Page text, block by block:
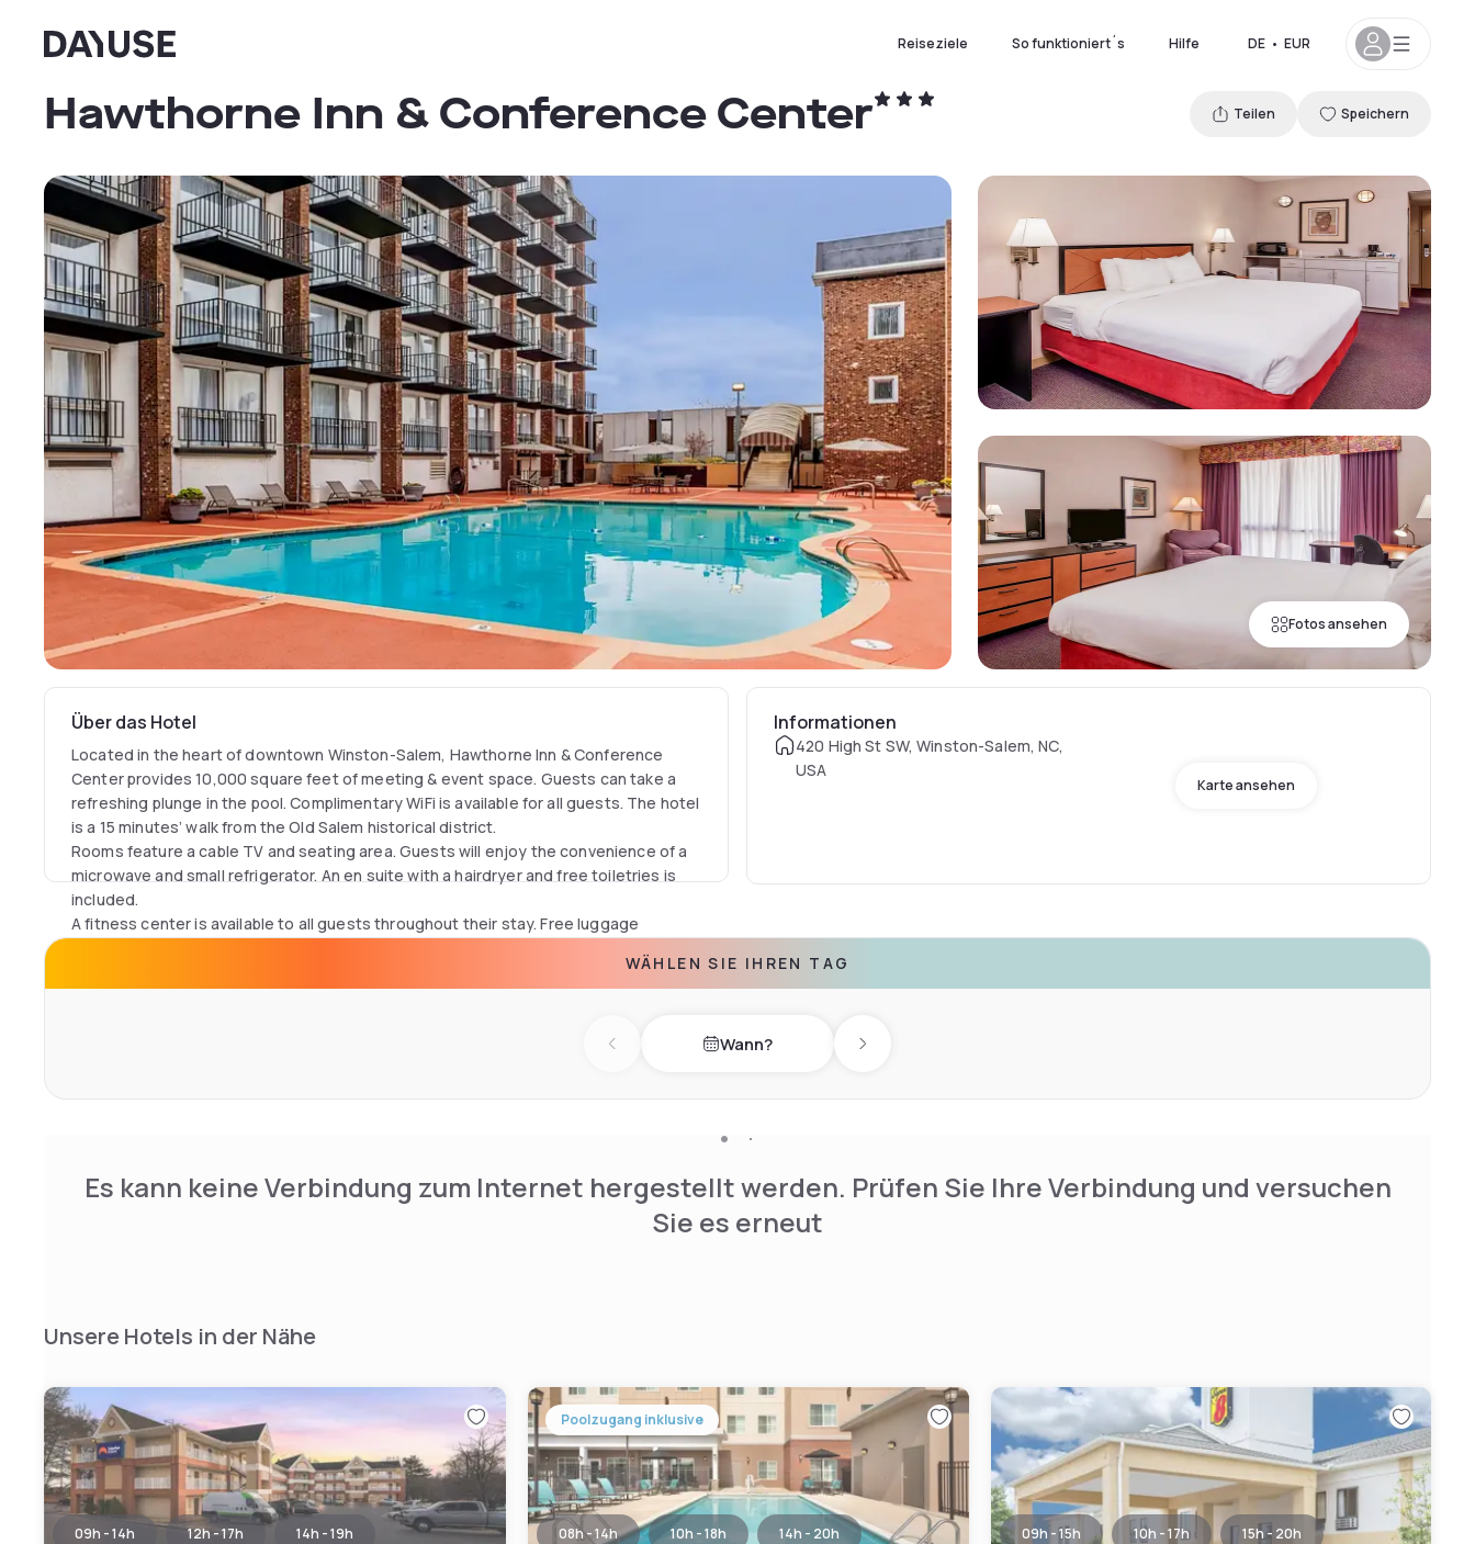
Dayuse Reiseziele So funktioniert´s Hilfe DE • EUR
Fotos ansehen
Hawthorne Inn & Conference Center Teilen Speichern
Über das Hotel
Located in the heart of downtown Winston-Salem, Hawthorne Inn & Conference
Center provides 10,000 square feet of meeting & event space. Guests can take a
refreshing plunge in the pool. Complimentary WiFi is available for all guests. The hotel
is a 15 minutes’ walk from the Old Salem historical district.
Rooms feature a cable TV and seating area. Guests will enjoy the convenience of a
microwave and small refrigerator. An en suite with a hairdryer and free toiletries is
included.
A fitness center is available to all guests throughout their stay. Free luggage
Piedmont Triad Airport is 17 mi away. The property is also 4.3 mi from Reynolda
House Museum of American Art and 11 minutes’ drive from golfing, fishing, and hiking
Informationen
420 High St SW, Winston-Salem, NC,
USA
Karte ansehen
WÄHLEN SIE IHREN TAG
Previous day Wann? Next day
Es kann keine Verbindung zum Internet hergestellt werden. Prüfen Sie Ihre Verbindung und versuchen
Sie es erneut
Unsere Hotels in der Nähe
09h - 14h 12h - 17h 14h - 19h
Poolzugang inklusive
08h - 14h 10h - 18h 14h - 20h 09h - 15h 10h - 17h 15h - 20h